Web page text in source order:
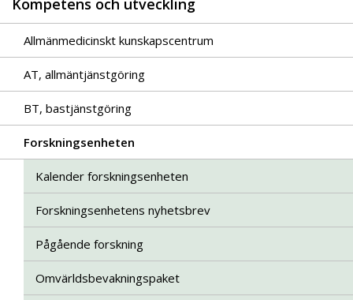
Kompetens och utveckling
Allmänmedicinskt kunskapscentrum
AT, allmäntjänstgöring
BT, bastjänstgöring
Forskningsenheten
Kalender forskningsenheten
Forskningsenhetens nyhetsbrev
Pågående forskning
Omvärldsbevakningspaket